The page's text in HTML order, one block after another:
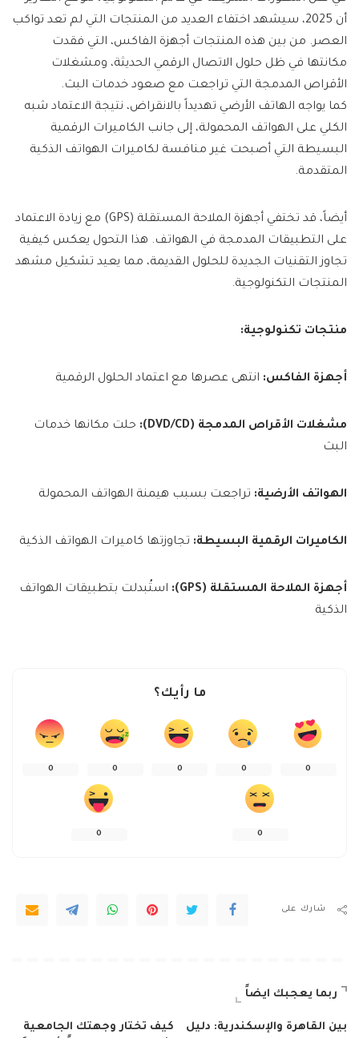
أن 2025، سيشهد اختفاء العديد من المنتجات التي لم تعد تواكب
العصر. من بين هذه المنتجات أجهزة الفاكس، التي فقدت
مكانتها في ظل حلول الاتصال الرقمي الحديثة، ومشغلات
الأقراص المدمجة التي تراجعت مع صعود خدمات البث.
كما يواجه الهاتف الأرضي تهديداً بالانقراض، نتيجة الاعتماد شبه
الكلي على الهواتف المحمولة، إلى جانب الكاميرات الرقمية
البسيطة التي أصبحت غير منافسة لكاميرات الهواتف الذكية
المتقدمة.
أيضاً، قد تختفي أجهزة الملاحة المستقلة (GPS) مع زيادة الاعتماد
على التطبيقات المدمجة في الهواتف. هذا التحول يعكس كيفية
تجاوز التقنيات الجديدة للحلول القديمة، مما يعيد تشكيل مشهد
المنتجات التكنولوجية.
منتجات تكنولوجية:
أجهزة الفاكس: انتهى عصرها مع اعتماد الحلول الرقمية
مشغلات الأقراص المدمجة (CD/‏DVD):
حلت مكانها خدمات
البث
الهواتف الأرضية: تراجعت بسبب هيمنة الهواتف المحمولة
الكاميرات الرقمية البسيطة: تجاوزتها كاميرات الهواتف الذكية
أجهزة الملاحة المستقلة (GPS):
استُبدلت بتطبيقات الهواتف
الذكية
ما رأيك؟
0
0
0
0
0
0
0
شارك على
ربما يعجبك ايضاً
بين القاهرة والإسكندرية: دليل
كيف تختار وجهتك الجامعية